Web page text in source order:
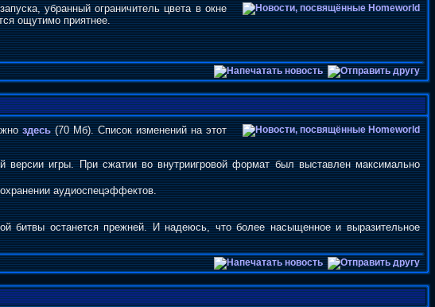
убранный ограничитель цвета в окне
ощутимо приятнее.
здесь(70 Мб). Список изменений на этот
версии игры. При сжатии во внутриигровой формат был выставлен максимально
аудиоспецэффектов.
битвы останется прежней. И надеюсь, что более насыщенное и выразительное